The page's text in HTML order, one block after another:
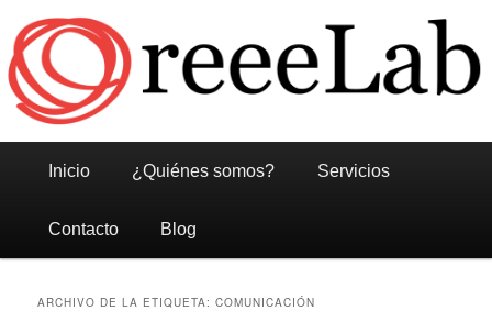
Reeelab
principal
Ir
contenido
principal
Ir
contenido
secundario
Inicio ¿Quiénes somos? Servicios
Contacto Blog
ARCHIVO DE LA ETIQUETA:COMUNICACIÓN